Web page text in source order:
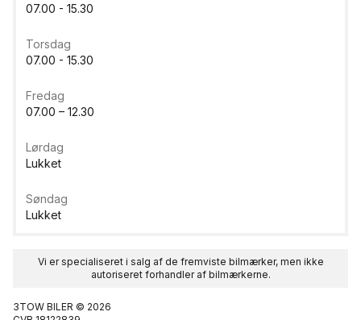
07.00 - 15.30
Torsdag
07.00 - 15.30
Fredag
07.00 – 12.30
Lørdag
Lukket
Søndag
Lukket
Vi er specialiseret i salg af de fremviste bilmærker, men ikke
autoriseret forhandler af bilmærkerne.
3TOW BILER © 2026